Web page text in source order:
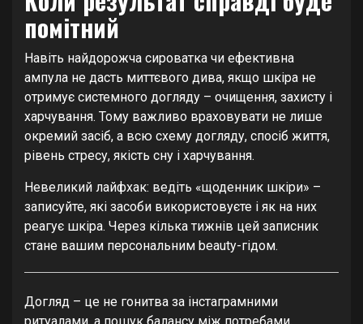
помітний
Навіть найдорожча сироватка чи ефективна
ампула не дасть миттєвого дива, якщо шкіра не
отримує системного догляду – очищення, захисту і
харчування. Тому важливо враховувати не лише
окремий засіб, а всю схему догляду, спосіб життя,
рівень стресу, якість сну і харчування.
Невеликий лайфхак: ведіть «щоденник шкіри» –
записуйте, які засоби використовуєте і як на них
реагує шкіра. Через кілька тижнів цей записник
стане вашим персональним beauty-гідом.
Догляд – це не гонитва за інстаграмними